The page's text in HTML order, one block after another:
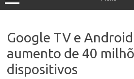
Google TV e
aumento de 40
dispositivos